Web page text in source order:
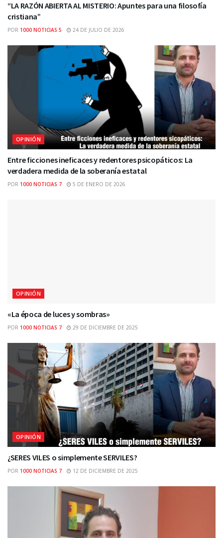
“LA RAZÓN ABIERTA AL MISTERIO: Apuntes para una filosofía
cristiana”
POR 1000 NOTICIAS 5 24 DE JULIO DE 2026
OPINIÓN
Entre ficciones ineficaces y redentores psicopáticos: La
verdadera medida de la soberanía estatal
POR 1000 NOTICIAS 7 5 DE ENERO DE 2026
OPINIÓN
«La época de luces y sombras»
POR 1000 NOTICIAS 7 29 DE DICIEMBRE DE 2025
OPINIÓN
¿SERES VILES o simplemente SERVILES?
POR 1000 NOTICIAS 7 12 DE DICIEMBRE DE 2025